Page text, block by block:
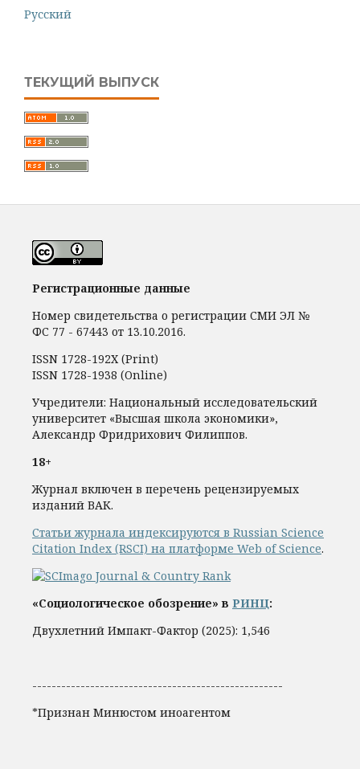
Русский
ТЕКУЩИЙ ВЫПУСК
Регистрационные данные
Номер свидетельства о регистрации СМИ ЭЛ №
ФС 77 - 67443 от 13.10.2016.
ISSN 1728-192Х (Print)
ISSN 1728-1938 (Online)
Учредители: Национальный исследовательский
университет «Высшая школа экономики»,
Александр Фридрихович Филиппов.
18+
Журнал включен в перечень рецензируемых
изданий ВАК.
Статьи журнала индексируются в Russian Science
Citation Index (RSCI) на платформе Web of Science.
«Социологическое обозрение» в РИНЦ:
Двухлетний Импакт-Фактор (2025): 1,546
----------------------------------------------------
*Признан Минюстом иноагентом